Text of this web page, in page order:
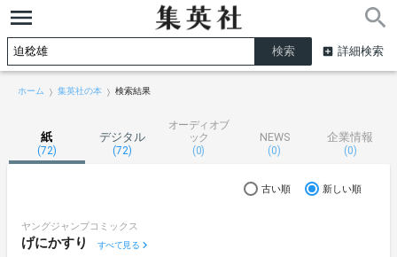
詳細検索
ホーム 集英社の本 検索結果
紙
(72)
デジタル
(72)
オーディオブ
ック
(0)
NEWS
(0)
企業情報
(0)
古い順 新しい順
ヤングジャンプコミックス
げにかすり すべて見る